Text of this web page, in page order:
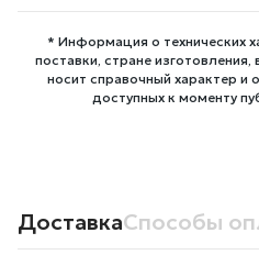
* Информация о технических
поставки, стране
носит справочный характер и
доступных к моменту
ДоставкаСпособы